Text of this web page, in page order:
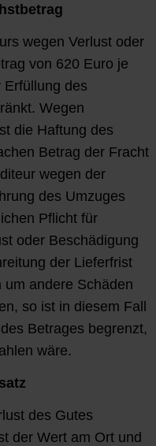
wegen Verlust oder
von 620 Euro je
des
Wegen
die Haftung des
Betrag der Fracht
wegen der
des Umzuges
Pflicht für
oder Beschädigung
der Lieferfrist
andere Schäden
so ist in diesem Fall
Betrages begrenzt,
wäre.
des Gutes
der Wert am Ort und